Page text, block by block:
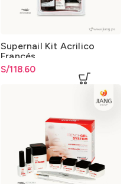
Supernail Kit Acrilico
Francés
S/118.60